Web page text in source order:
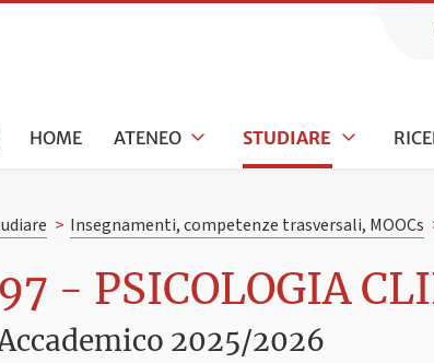
HOME ATENEO STUDIARE
> Insegnamenti, competenze trasversali, MOOCs
- PSICOLOGIA
2025/2026